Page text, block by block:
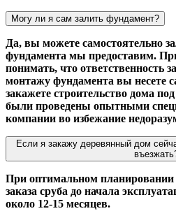
Могу ли я сам залить фундамент?
Да, вы можете самостоятельно
фундамента мы предоставим.
понимать, что ответственность
монтажу фундамента вы несете
закажете строительство дома
были проведены опытными
компании во избежание
Если я закажу деревянный дом
При оптимальном
заказа сруба до начала
около 12-15 месяцев.